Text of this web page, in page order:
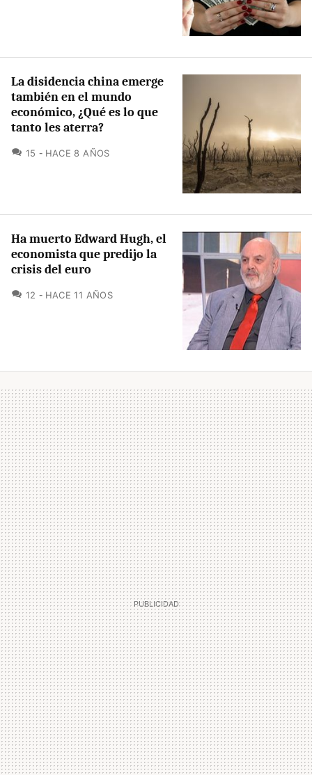
La disidencia china emerge
también en el mundo
económico, ¿Qué es lo que
tanto les aterra?
15 COMENTARIOS
HACE 8 AÑOS
Ha muerto Edward Hugh, el
economista que predijo la
crisis del euro
12 COMENTARIOS
HACE 11 AÑOS